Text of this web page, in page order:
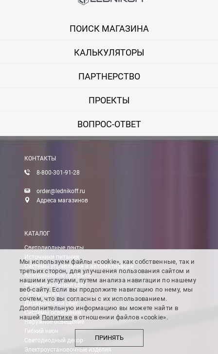
ПОИСК МАГАЗИНА
КАЛЬКУЛЯТОРЫ
ПАРТНЕРСТВО
ПРОЕКТЫ
ВОПРОС-ОТВЕТ
КОНТАКТЫ
8-800-301-91-28
order@lednikoff.ru
Адреса магазинов
КАТАЛОГ
Светодиодные ленты
Источники питания
Системы управления и автоматизации
Алюминиевые профили
Функциональный свет
Распродажа
Дизайнерский свет
Системы освещения
Наружное освещение
Гибкий неон
Светодиодный декор
Электроустановочные изделия
Мы используем файлы «cookie», как собственные, так и
третьих сторон, для улучшения пользования сайтом и
нашими услугами, путем анализа навигации по нашему
веб-сайту. Если вы продолжите навигацию по нему, мы
сочтем, что вы согласны с их использованием.
Дополнительную информацию вы можете найти в
нашей Политике в отношении файлов «cookie».
ПРИНЯТЬ